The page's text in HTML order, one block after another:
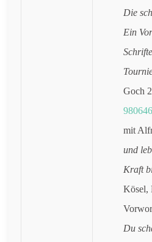
Die
Ein
Goch
mit
und
Kraft
Kösel,
Du